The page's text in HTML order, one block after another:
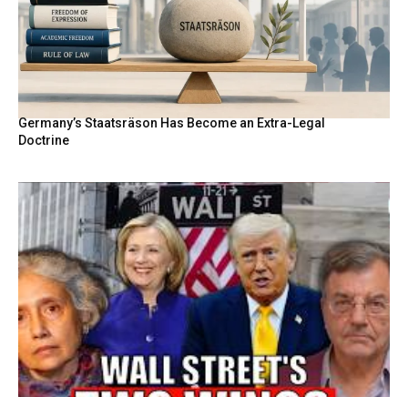
Germany’s Staatsräson Has Become an Extra-Legal
Doctrine